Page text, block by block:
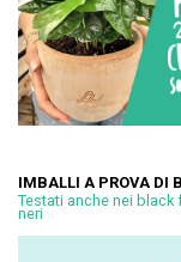
IMBALLI A PROVA DI
Testati anche nei black
neri